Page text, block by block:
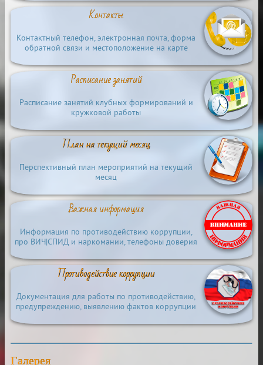
Контакты
Контактный телефон, электронная почта, форма
обратной связи и местоположение на карте
Расписание занятий
Расписание занятий клубных формирований и
кружковой работы
План на текущий месяц
Перспективный план мероприятий на текущий
месяц
Важная информация
Информация по противодействию коррупции,
про ВИЧ|СПИД и наркомании, телефоны доверия
Противодействие коррупции
Документация для работы по противодействию,
предупреждению, выявлению фактов коррупции
Галерея